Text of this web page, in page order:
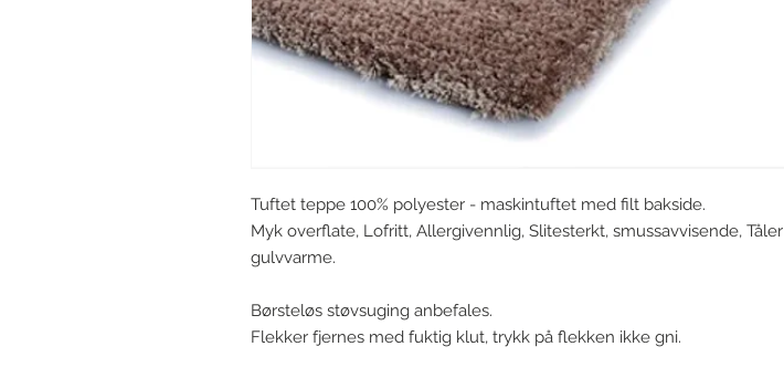
Tuftet teppe 100% polyester - maskintuftet med filt bakside.
Myk overflate, Lofritt, Allergivennlig, Slitesterkt, smussavvisende, Tåler
gulvvarme.
Børsteløs støvsuging anbefales.
Flekker fjernes med fuktig klut, trykk på flekken ikke gni.